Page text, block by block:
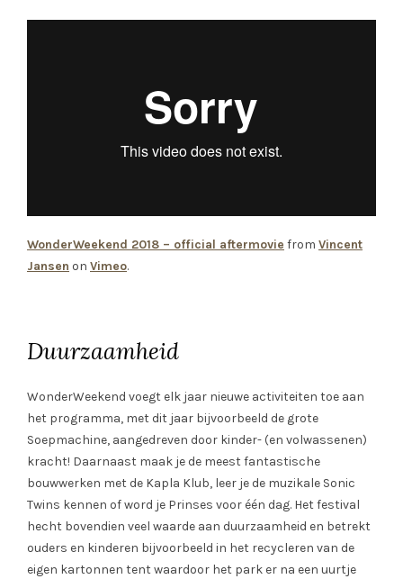
WonderWeekend 2018 – official aftermovie from Vincent
Jansen on Vimeo.
Duurzaamheid
WonderWeekend voegt elk jaar nieuwe activiteiten toe aan
het programma, met dit jaar bijvoorbeeld de grote
Soepmachine, aangedreven door kinder- (en volwassenen)
kracht! Daarnaast maak je de meest fantastische
bouwwerken met de Kapla Klub, leer je de muzikale Sonic
Twins kennen of word je Prinses voor één dag. Het festival
hecht bovendien veel waarde aan duurzaamheid en betrekt
ouders en kinderen bijvoorbeeld in het recycleren van de
eigen kartonnen tent waardoor het park er na een uurtje